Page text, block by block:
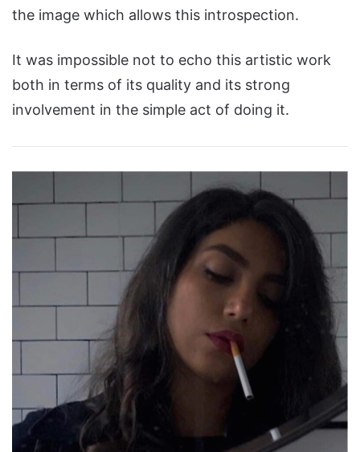
the image which allows this introspection.
It was impossible not to echo this artistic work
both in terms of its quality and its strong
involvement in the simple act of doing it.